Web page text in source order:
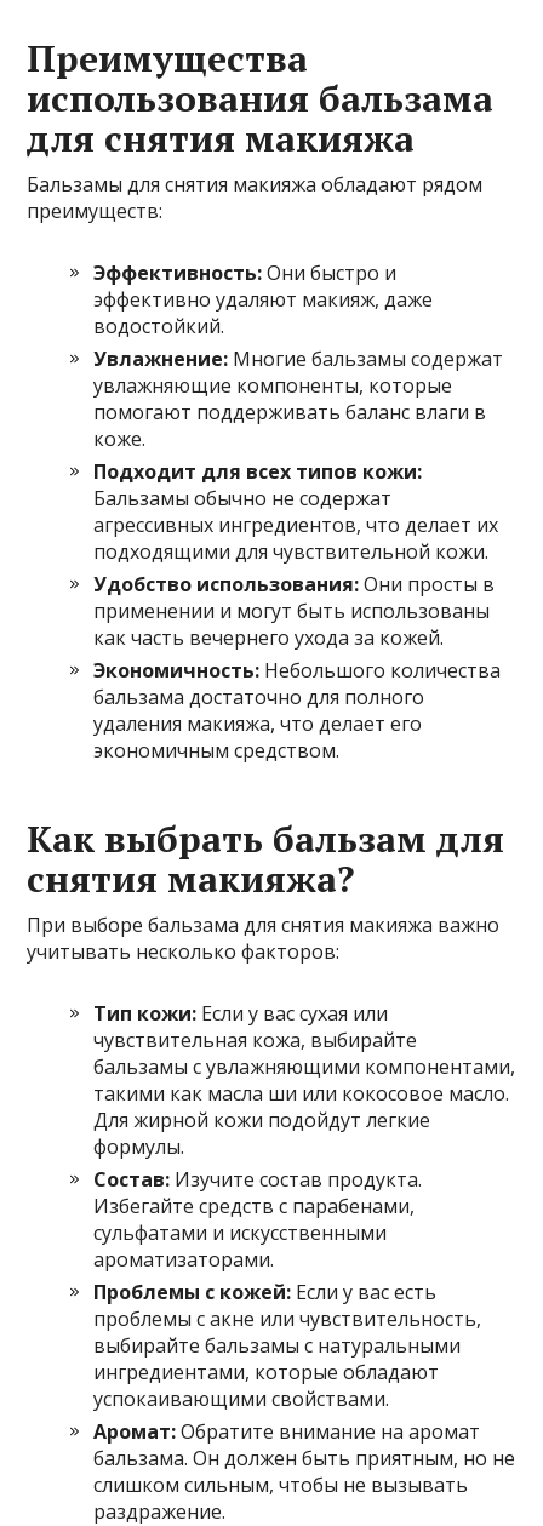
Преимущества
использования бальзама
для снятия макияжа
Бальзамы для снятия макияжа обладают рядом
преимуществ:
Эффективность:Они быстро и
эффективно удаляют макияж, даже
водостойкий.
Увлажнение: Многие бальзамы содержат
увлажняющие компоненты, которые
помогают поддерживать баланс влаги в
коже.
Подходит для всех типов кожи:
Бальзамы обычно не содержат
агрессивных ингредиентов, что делает их
подходящими для чувствительной кожи.
Удобство использования:Они просты в
применении и могут быть использованы
как часть вечернего ухода за кожей.
Экономичность: Небольшого количества
бальзама достаточно для полного
удаления макияжа, что делает его
экономичным средством.
Как выбрать бальзам для
снятия макияжа?
При выборе бальзама для снятия макияжа важно
учитывать несколько факторов:
Тип кожи: Если у вас сухая или
чувствительная кожа, выбирайте
бальзамы с увлажняющими компонентами,
такими как масла ши или кокосовое масло.
Для жирной кожи подойдут легкие
формулы.
Состав: Изучите состав продукта.
Избегайте средств с парабенами,
сульфатами и искусственными
ароматизаторами.
Проблемы с кожей: Если у вас есть
проблемы с акне или чувствительность,
выбирайте бальзамы с натуральными
ингредиентами, которые обладают
успокаивающими свойствами.
Аромат:Обратите внимание на аромат
бальзама. Он должен быть приятным, но не
слишком сильным, чтобы не вызывать
раздражение.